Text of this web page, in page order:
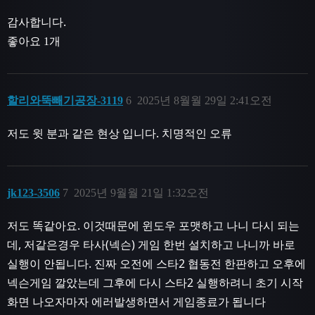
감사합니다.
좋아요 1개
할리와뚝빼기공장-3119 2025년 8월월 29일 2:41오전
6
저도 윗 분과 같은 현상 입니다. 치명적인 오류
jk123-3506 2025년 9월월 21일 1:32오전
7
저도 똑같아요. 이것때문에 윈도우 포맷하고 나니 다시 되는
데, 저같은경우 타사(넥슨) 게임 한번 설치하고 나니까 바로
실행이 안됩니다. 진짜 오전에 스타2 협동전 한판하고 오후에
넥슨게임 깔았는데 그후에 다시 스타2 실행하려니 초기 시작
화면 나오자마자 에러발생하면서 게임종료가 됩니다